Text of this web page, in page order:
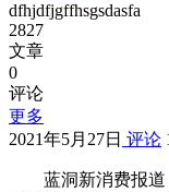
dfhjdfjgffhsgsdasfa
2827
文章
0
评论
更多
2021年5月27日 评论
蓝洞新消费报